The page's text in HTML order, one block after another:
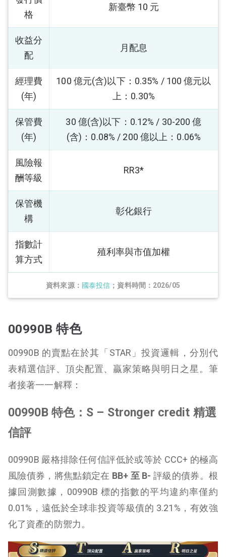
資料來源： 國泰投信 ；資料時間：2026/05
格
新臺幣 10 元
收益分
配
月配息
經理費
(年)
100 億元(含)以下：0.35% / 100 億元以
上：0.30%
保管費
(年)
30 億(含)以下：0.12% / 30-200 億
(含)：0.08% / 200 億以上：0.06%
風險報
酬等級
RR3*
保管機
構
彰化銀行
指數計
算方式
殖利率與市值加權
00990B 特色
00990B 的賣點在於其「STAR」投資邏輯，分別代
表精選信評、頂尖配置、贏家策略與明日之星。筆
者接著一一解釋：
00990B 特色：S – Stronger credit 精選
信評
00990B 嚴格排除任何信評低於或等於 CCC+ 的極高
風險債券，將焦點鎖定在 BB+ 至 B- 評級的債券。根
據回測數據，00990B 標的指數的平均違約率僅約
0.01%，遠低於全球非投資等級債的 3.21%，有效強
化了資產的防禦力。